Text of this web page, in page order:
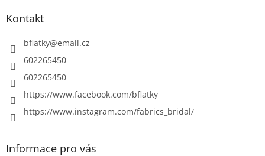
Kontakt
bflatky@email.cz
602265450
602265450
https://www.facebook.com/bflatky
https://www.instagram.com/fabrics_bridal/
Informace pro vás